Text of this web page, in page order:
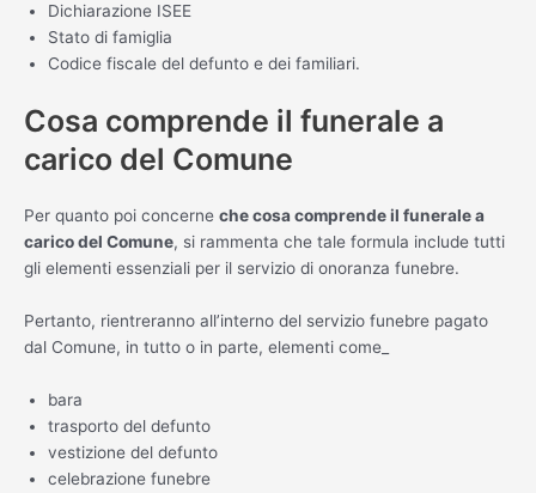
Dichiarazione ISEE
Stato di famiglia
Codice fiscale del defunto e dei familiari.
Cosa comprende il funerale a
carico del Comune
Per quanto poi concerne che cosa comprende il funerale a
carico del Comune, si rammenta che tale formula include tutti
gli elementi essenziali per il servizio di onoranza funebre.
Pertanto, rientreranno all’interno del servizio funebre pagato
dal Comune, in tutto o in parte, elementi come_
bara
trasporto del defunto
vestizione del defunto
celebrazione funebre